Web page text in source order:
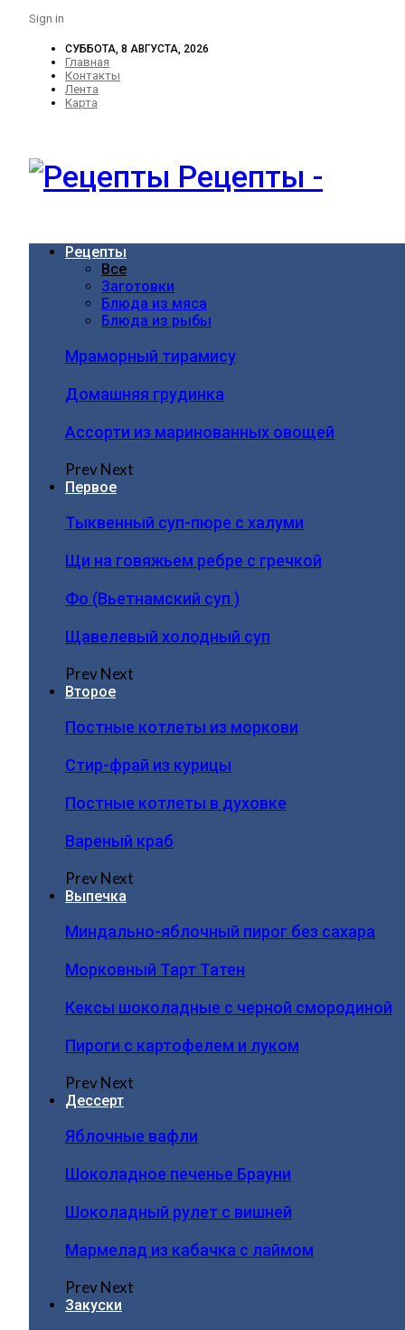
Sign in
СУББОТА, 8 АВГУСТА, 2026
Главная
Контакты
Лента
Карта
Рецепты -
Рецепты
Все
Заготовки
Блюда из мяса
Блюда из рыбы
Мраморный тирамису
Домашняя грудинка
Ассорти из маринованных овощей
PrevNext
Первое
Тыквенный суп-пюре с халуми
Щи на говяжьем ребре с гречкой
Фо (Вьетнамский суп )
Щавелевый холодный суп
PrevNext
Второе
Постные котлеты из моркови
Стир-фрай из курицы
Постные котлеты в духовке
Вареный краб
PrevNext
Выпечка
Миндально-яблочный пирог без сахара
Морковный Тарт Татен
Кексы шоколадные с черной смородиной
Пироги c картофелем и луком
PrevNext
Дессерт
Яблочные вафли
Шоколадное печенье Брауни
Шоколадный рулет с вишней
Мармелад из кабачка с лаймом
PrevNext
Закуски